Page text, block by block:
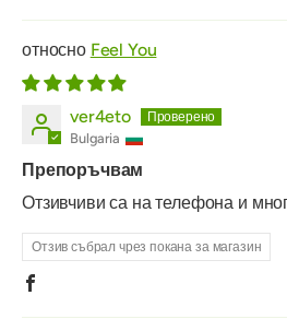
Feel You
ver4eto
Bulgaria
Препоръчвам
Отзивчиви са на телефона и
Отзив събрал чрез покана за магазин